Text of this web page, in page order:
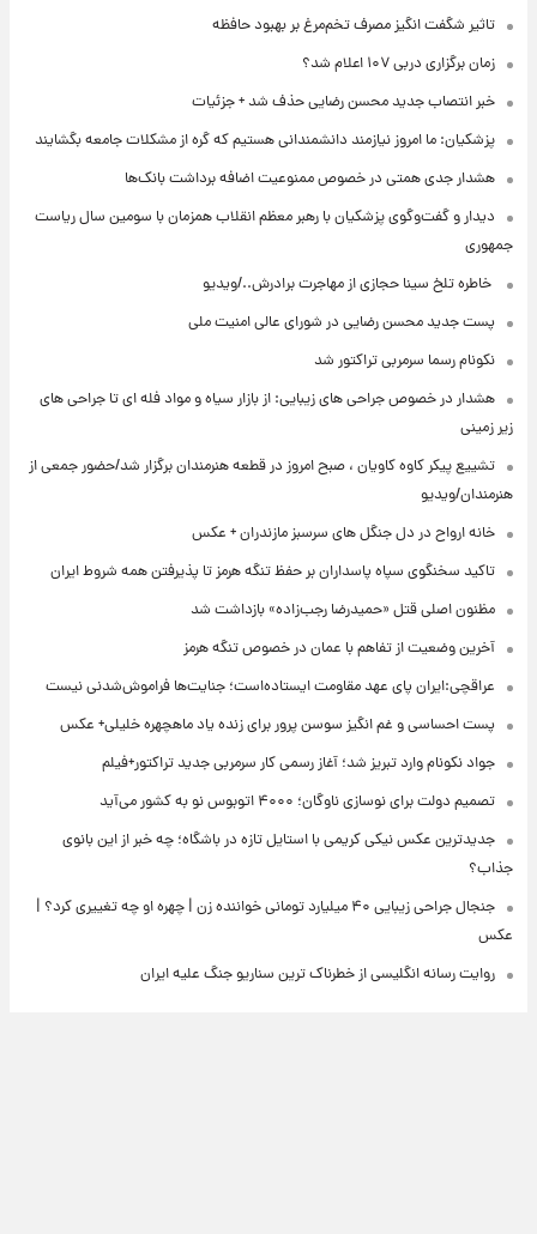
تاثیر شگفت انگیز مصرف تخم‌مرغ بر بهبود حافظه
زمان برگزاری دربی ۱۰۷ اعلام شد؟
خبر انتصاب جدید محسن رضایی حذف شد + جزئیات
پزشکیان: ما امروز نیازمند دانشمندانی هستیم که گره از مشکلات جامعه بگشایند
هشدار جدی همتی در خصوص ممنوعیت اضافه ‌برداشت بانک‌ها
دیدار و گفت‌وگوی پزشکیان با رهبر معظم انقلاب همزمان با سومین سال ریاست
جمهوری
⁨ خاطره تلخ سینا حجازی از مهاجرت برادرش../ویدیو
پست جدید محسن رضایی در شورای عالی امنیت ملی
نکونام رسما سرمربی تراکتور شد
هشدار در خصوص جراحی های زیبایی: از بازار سیاه و مواد فله ای تا جراحی های
زیر زمینی
تشییع پیکر کاوه کاویان ، صبح امروز در قطعه هنرمندان برگزار شد/حضور جمعی از
هنرمندان/ویدیو
خانه ارواح در دل جنگل های سرسبز مازندران + عکس
تاکید سخنگوی سپاه پاسداران بر حفظ تنگه هرمز تا پذیرفتن همه شروط ایران
مظنون اصلی قتل «حمیدرضا رجب‌زاده» بازداشت شد
آخرین وضعیت از تفاهم با عمان در خصوص تنگه هرمز
عراقچی:ایران پای عهد مقاومت ایستاده‌است؛ جنایت‌ها فراموش‌شدنی نیست
پست احساسی و غم انگیز سوسن پرور برای زنده یاد ماهچهره خلیلی+ عکس
جواد نکونام وارد تبریز شد؛ آغاز رسمی کار سرمربی جدید تراکتور+فیلم
تصمیم دولت برای نوسازی ناوگان؛ ۴۰۰۰ اتوبوس نو به کشور می‌آید
جدیدترین عکس نیکی کریمی با استایل تازه در باشگاه؛ چه خبر از این بانوی
جذاب؟
جنجال جراحی زیبایی ۴۰ میلیارد تومانی خواننده زن | چهره او چه تغییری کرد؟ |
عکس
روایت رسانه انگلیسی از خطرناک ترین سناریو جنگ علیه ایران